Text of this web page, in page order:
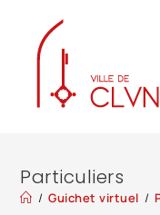
Particuliers
/ Guichet virtuel /